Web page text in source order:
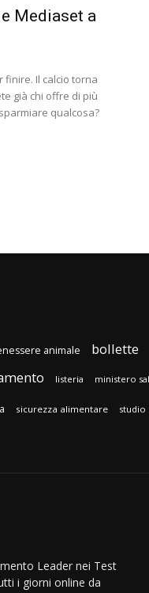
Mediaset a
finire. Il calcio torna
già chi offre di più
qualcosa?
animale bollette
listeria ministero
sicurezza alimentare studio
Leader nei Test
i giorni online da